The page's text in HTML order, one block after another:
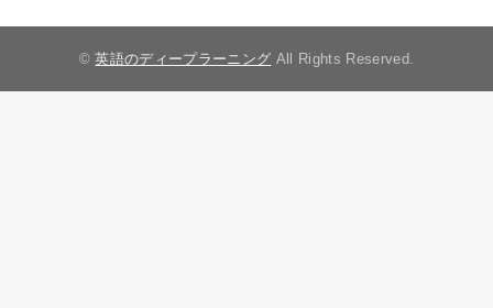
©英語のディープラーニング All Rights Reserved.